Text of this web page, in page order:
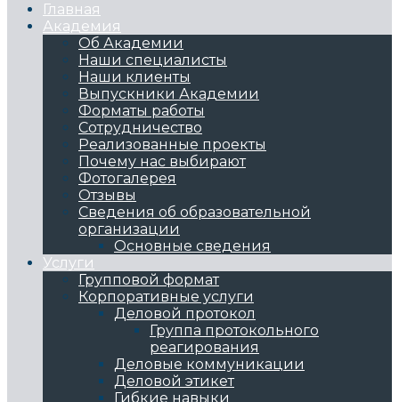
Главная
Академия
Об Академии
Наши специалисты
Наши клиенты
Выпускники Академии
Форматы работы
Сотрудничество
Реализованные проекты
Почему нас выбирают
Фотогалерея
Отзывы
Сведения об образовательной
организации
Основные сведения
Услуги
Групповой формат
Корпоративные услуги
Деловой протокол
Группа протокольного
реагирования
Деловые коммуникации
Деловой этикет
Гибкие навыки